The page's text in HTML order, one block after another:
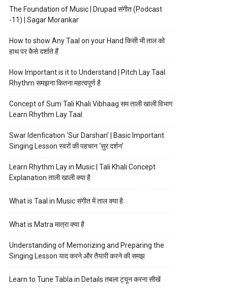
The Foundation of Music | Drupad संगीत (Podcast
-11) | Sagar Morankar
How to show Any Taal on your Hand किसी भी ताल को
हाथ पर कैसे दर्शाते हैं
How Important is it to Understand | Pitch Lay Taal
Rhythm समझना कितना महत्वपूर्ण है
Concept of Sum Tali Khali Vibhaag सम ताली खाली विभाग
Learn Rhythm Lay Taal
Swar Idenfication ‘Sur Darshan’ | Basic Important
Singing Lesson स्वरों की पहचान ‘सुर दर्शन’
Learn Rhythm Lay in Music | Tali Khali Concept
Explanation ताली खाली क्या है
What is Taal in Music संगीत में ताल क्या है
What is Matra मात्रा क्या है
Understanding of Memorizing and Preparing the
Singing Lesson याद करने और तैयारी करने की समझ
Learn to Tune Tabla in Details तबला ट्यून करना सीखें